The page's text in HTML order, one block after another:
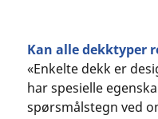
Kan alle dekktyper
«Enkelte dekk er
har spesielle
spørsmålstegn ved